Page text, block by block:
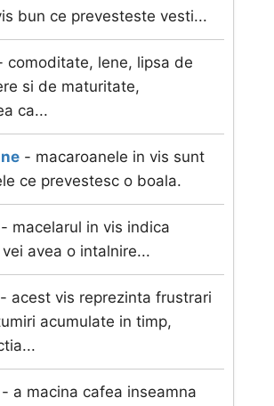
bun ce prevesteste vesti...
comoditate, lene, lipsa de
si de maturitate,
ca...
- macaroanele in vis sunt
ce prevestesc o boala.
- macelarul in vis indica
avea o intalnire...
- acest vis reprezinta frustrari
acumulate in timp,
- a macina cafea inseamna